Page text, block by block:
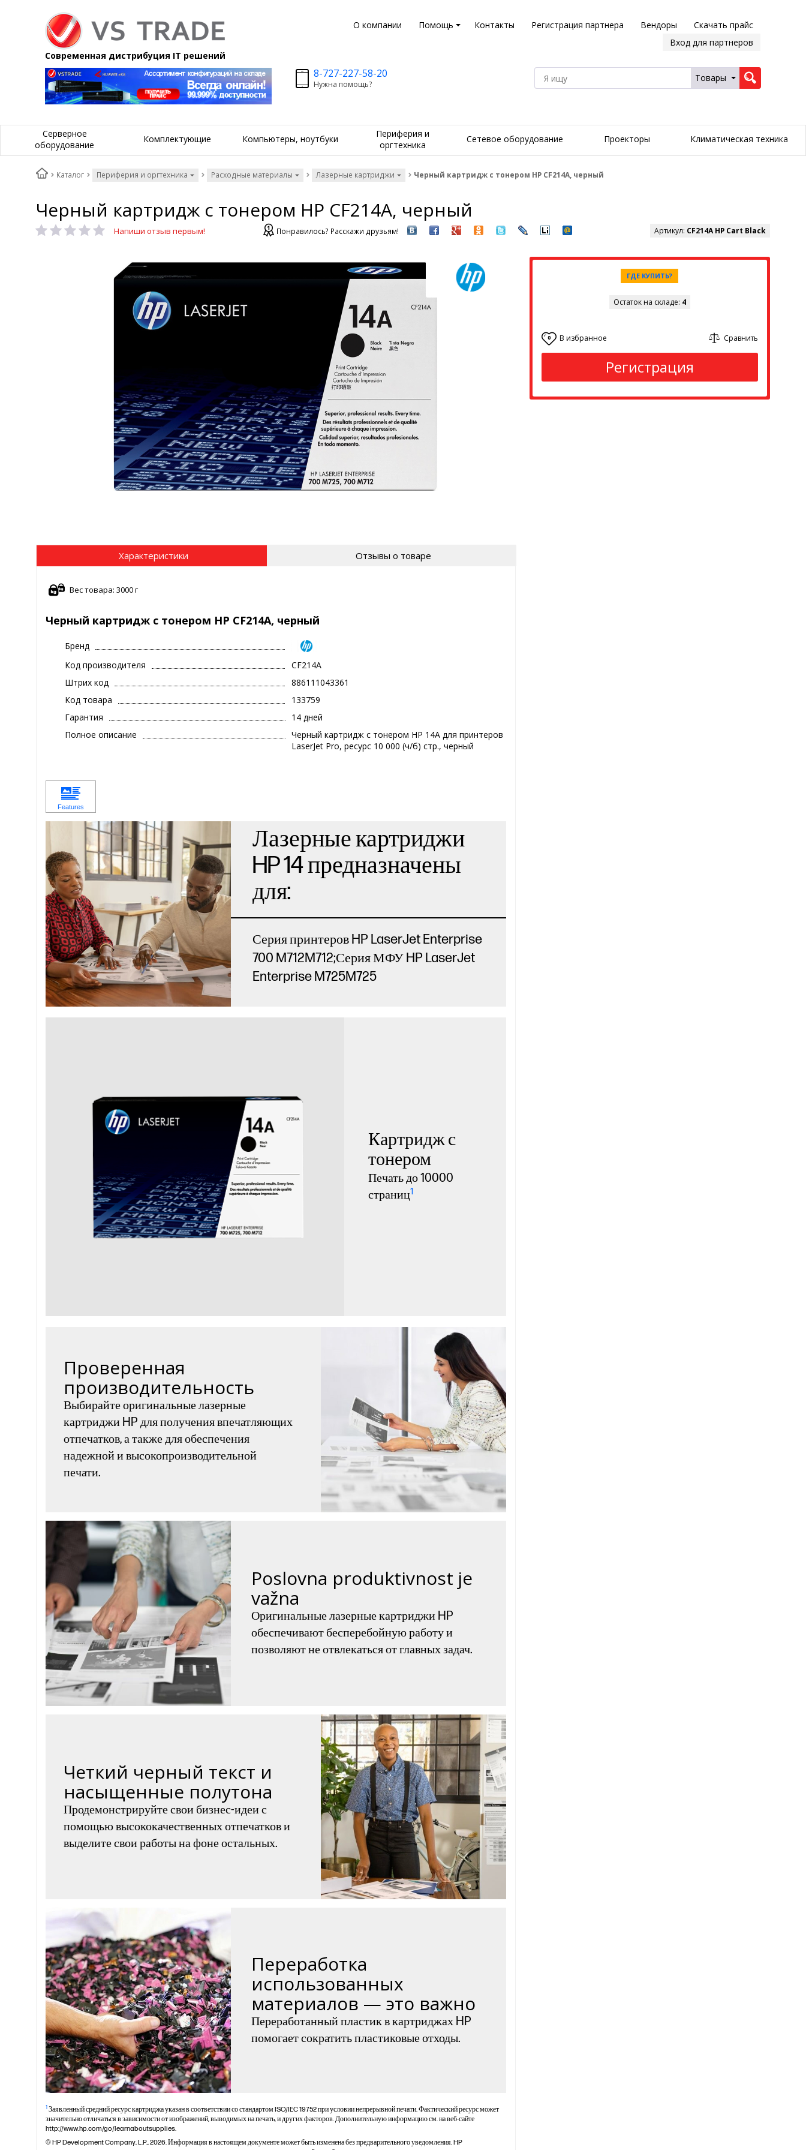
О компании Помощь Контакты Регистрация партнера Вендоры
Скачать прайс
Вход для партнеров
Современная дистрибуция IT решений
8-727-227-58-20
Нужна помощь?
Товары
Серверное
оборудование
Комплектующие Компьютеры, ноутбуки
Периферия и
оргтехника
Сетевое оборудование Проекторы Климатическая техника
Каталог Периферия и оргтехника Расходные материалы Лазерные картриджи Черный картридж с тонером HP CF214A, черный
Черный картридж с тонером HP CF214A, черный
Напиши отзыв первым! Понравилось? Расскажи друзьям! Артикул: CF214A HP Cart Black
ГДЕ КУПИТЬ?
Остаток на складе: 4
0 В избранное Сравнить
Регистрация
Характеристики Отзывы о товаре
Вес товара: 3000 г
Черный картридж с тонером HP CF214A, черный
Бренд
Код производителя
CF214A
Штрих код
886111043361
Код товара
133759
Гарантия
14 дней
Полное описание
Черный картридж с тонером HP 14A для принтеров
LaserJet Pro, ресурс 10 000 (ч/б) стр., черный
Лазерные картриджи
HP 14 предназначены
для:
Серия принтеров HP LaserJet Enterprise
700 M712M712;Серия МФУ HP LaserJet
Enterprise M725M725
Картридж с
тонером
Печать до 10000
страниц1
Проверенная
производительность
Выбирайте оригинальные лазерные
картриджи HP для получения впечатляющих
отпечатков, а также для обеспечения
надежной и высокопроизводительной
печати.
Poslovna produktivnost je
važna
Оригинальные лазерные картриджи HP
обеспечивают бесперебойную работу и
позволяют не отвлекаться от главных задач.
Четкий черный текст и
насыщенные полутона
Продемонстрируйте свои бизнес-идеи с
помощью высококачественных отпечатков и
выделите свои работы на фоне остальных.
Переработка
использованных
материалов — это важно
Переработанный пластик в картриджах HP
помогает сократить пластиковые отходы.
1 Заявленный средний ресурс картриджа указан в соответствии со стандартом ISO/IEC 19752 при условии непрерывной печати. Фактический ресурс может
значительно отличаться в зависимости от изображений, выводимых на печать, и других факторов. Дополнительную информацию см. на веб-сайте
http://www.hp.com/go/learnaboutsupplies.
© HP Development Company, L.P., 2026. Информация в настоящем документе может быть изменена без предварительного уведомления. HP